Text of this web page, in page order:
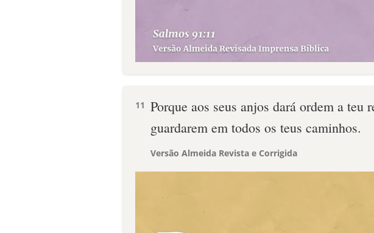
11 Porque aos seus anjos dará ordem a teu
guardarem em todos os teus caminhos.
Versão Almeida Revista e Corrigida